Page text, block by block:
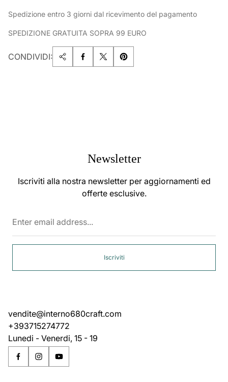
Spedizione entro 3 giorni dal ricevimento del pagamento
SPEDIZIONE GRATUITA SOPRA 99 EURO
CONDIVIDI:
Newsletter
Iscriviti alla nostra newsletter per aggiornamenti ed
offerte esclusive.
Iscriviti
vendite@interno680craft.com
+393715274772
Lunedi - Venerdi, 15 - 19